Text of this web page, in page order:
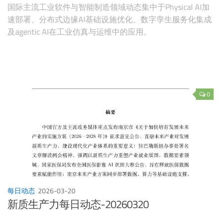
国际主流工业软件与智能制造领域动态集中于Physical AI加
速部署、分布式边缘AI基础设施优化、数字孪生服务化集成
及agentic AI在工业仿真与运维中的应用。
0
每日动态 2026-03-20
新质生产力每日动态-20260320